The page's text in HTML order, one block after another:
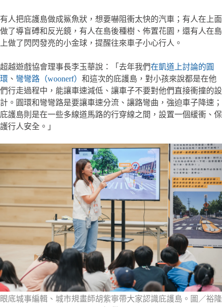
有人把庇護島做成鯊魚狀，想要嚇阻衝太快的汽車；有人在上面
做了導盲磗和反光鏡，有人在島後種樹、佈置花園，還有人在島
上做了閃閃發亮的小金球，提醒往來車子小心行人。
超越遊戲協會理事長李玉華說：「去年我們在凱道上討論的圓
環 、 彎彎路（woonerf） 和這次的庇護島，對小孩來說都是在他
們行走過程中，能讓車速減低、讓車子不要對他們直接衝撞的設
計。圓環和彎彎路是要讓車速分流、讓路彎曲，強迫車子降速；
庇護島則是在一些多線道馬路的行穿線之間，設置一個緩衝、保
護行人安全。」
眼底城事編輯、城市規畫師胡紫寧帶大家認識庇護島。圖／裕隆